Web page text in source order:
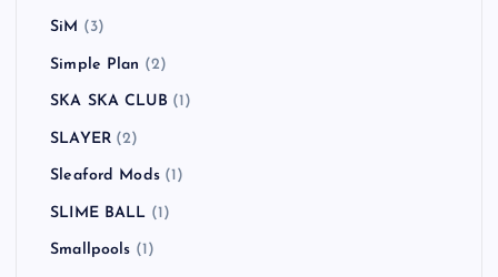
SiM (3)
Simple Plan (2)
SKA SKA CLUB (1)
SLAYER(2)
Sleaford Mods(1)
SLIME BALL (1)
Smallpools (1)